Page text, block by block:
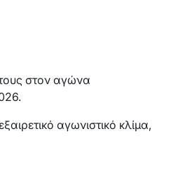
στον αγώνα
αγωνιστικό κλίμα,